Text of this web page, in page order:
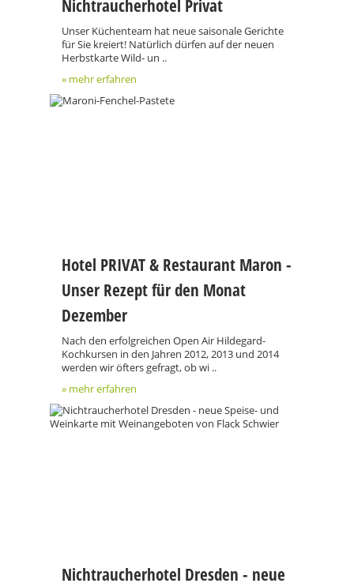
Nichtraucherhotel Privat
Unser Küchenteam hat neue saisonale Gerichte
für Sie kreiert! Natürlich dürfen auf der neuen
Herbstkarte Wild- un ..
» mehr erfahren
Hotel PRIVAT & Restaurant Maron -
Unser Rezept für den Monat
Dezember
Nach den erfolgreichen Open Air Hildegard-
Kochkursen in den Jahren 2012, 2013 und 2014
werden wir öfters gefragt, ob wi ..
» mehr erfahren
Nichtraucherhotel Dresden - neue